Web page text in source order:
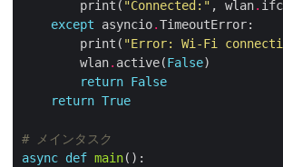
        print(
"Connected:" , wlan.
except asyncio.
        print(
"Error: Wi-Fi
        wlan
. active(False
return False
return True
# メインタスク
async def main